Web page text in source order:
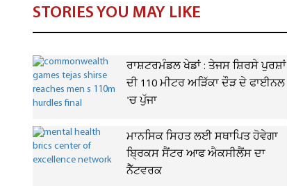
STORIES YOU MAY LIKE
ਰਾਸ਼ਟਰਮੰਡਲ ਖੇਡਾਂ : ਤੇਜਸ ਸ਼ਿਰਸੇ ਪੁਰਸ਼ਾਂ
ਦੀ 110 ਮੀਟਰ ਅੜਿੱਕਾ ਦੌੜ ਦੇ ਫਾਈਨਲ
'ਚ ਪੁੱਜਾ
ਮਾਨਸਿਕ ਸਿਹਤ ਲਈ ਸਥਾਪਿਤ ਹੋਵੇਗਾ
ਬ੍ਰਿਕਸ ਸੈਂਟਰ ਆਫ ਐਕਸੀਲੈਂਸ ਦਾ
ਨੈੱਟਵਰਕ